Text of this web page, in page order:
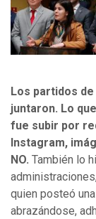
Los partidos
juntaron. Lo
fue subir por
Instagram,
NO. También lo
quien posteó
abrazándose,